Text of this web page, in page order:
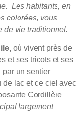
Les habitants, en
colorées, vous
de vie traditionnel.
où vivent près de
et ses tricots et ses
par un sentier
de lac et de ciel avec
Cordillère
largement